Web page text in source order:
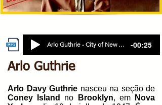
Arlo Guthrie - City of New Orlean -00:25
Arlo Guthrie
Arlo Davy Guthrie nasceu na seção de
Coney Island
no Brooklyn, em
Nova